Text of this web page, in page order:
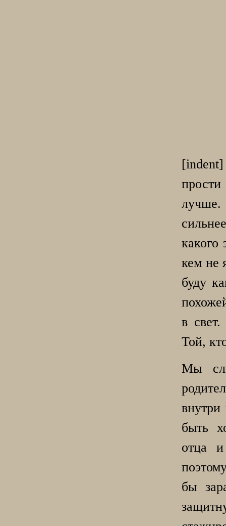
какого
кем не
буду
в
Той,
Мы
быть
отца
бы